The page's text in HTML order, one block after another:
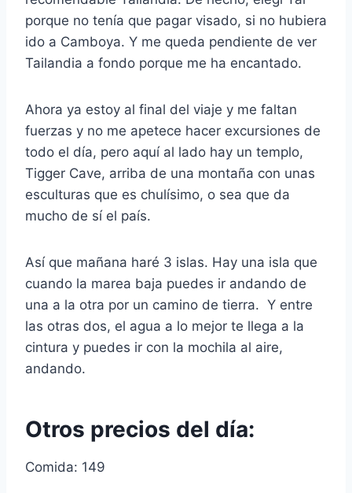
porque no tenía que pagar visado, si no hubiera
ido a Camboya. Y me queda pendiente de ver
Tailandia a fondo porque me ha encantado.
Ahora ya estoy al final del viaje y me faltan
fuerzas y no me apetece hacer excursiones de
todo el día, pero aquí al lado hay un templo,
Tigger Cave, arriba de una montaña con unas
esculturas que es chulísimo, o sea que da
mucho de sí el país.
Así que mañana haré 3 islas. Hay una isla que
cuando la marea baja puedes ir andando de
una a la otra por un camino de tierra. Y entre
las otras dos, el agua a lo mejor te llega a la
cintura y puedes ir con la mochila al aire,
andando.
Otros precios del día:
Comida: 149